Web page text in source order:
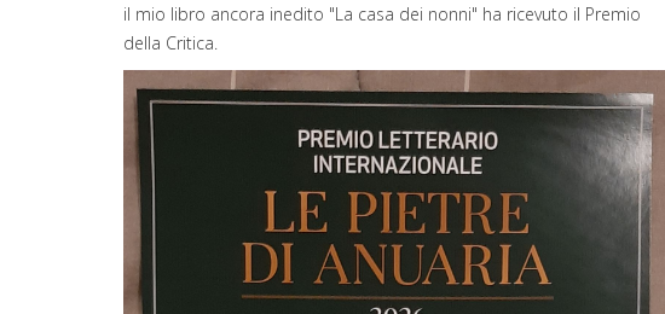
il mio libro ancora inedito "La casa dei nonni" ha ricevuto il Premio
della Critica.